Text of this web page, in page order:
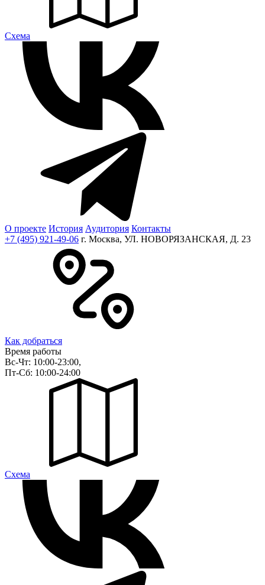
Cхема
О проекте История Аудитория Контакты
+7 (495) 921-49-06 г. Москва, УЛ. НОВОРЯЗАНСКАЯ, Д. 23
Как добраться
Время работы
Вс-Чт: 10:00-23:00,
Пт-Сб: 10:00-24:00
Cхема